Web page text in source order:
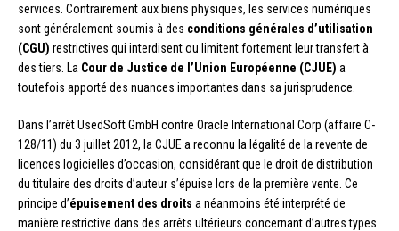
services. Contrairement aux biens physiques, les services numériques
sont généralement soumis à des conditions générales d’utilisation
(CGU) restrictives qui interdisent ou limitent fortement leur transfert à
des tiers. La Cour de Justice de l’Union Européenne (CJUE) a
toutefois apporté des nuances importantes dans sa jurisprudence.
Dans l’arrêt UsedSoft GmbH contre Oracle International Corp (affaire C-
128/11) du 3 juillet 2012, la CJUE a reconnu la légalité de la revente de
licences logicielles d’occasion, considérant que le droit de distribution
du titulaire des droits d’auteur s’épuise lors de la première vente. Ce
principe d’épuisement des droits a néanmoins été interprété de
manière restrictive dans des arrêts ultérieurs concernant d’autres types